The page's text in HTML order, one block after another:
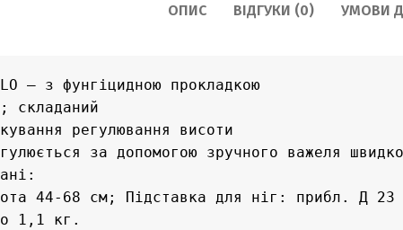
ОПИС ВІДГУКИ (0) УМОВИ
– з фунгіцидною прокладкою
складаний
регулювання висоти
за допомогою зручного важеля
44-68 см; Підставка для ніг: прибл. Д
1,1 кг.